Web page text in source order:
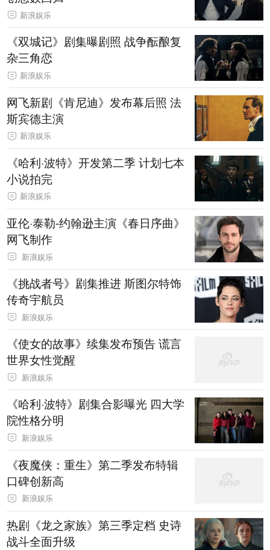
新浪娱乐
《双城记》剧集曝剧照 战争酝酿复
杂三角恋
新浪娱乐
网飞新剧《肯尼迪》发布幕后照 法
斯宾德主演
新浪娱乐
《哈利·波特》开发第二季 计划七本
小说拍完
新浪娱乐
亚伦·泰勒-约翰逊主演《春日序曲》
网飞制作
新浪娱乐
《挑战者号》剧集推进 斯图尔特饰
传奇宇航员
新浪娱乐
《使女的故事》续集发布预告 谎言
世界女性觉醒
新浪娱乐
《哈利·波特》剧集合影曝光 四大学
院性格分明
新浪娱乐
《夜魔侠：重生》第二季发布特辑
口碑创新高
新浪娱乐
热剧《龙之家族》第三季定档 史诗
战斗全面升级